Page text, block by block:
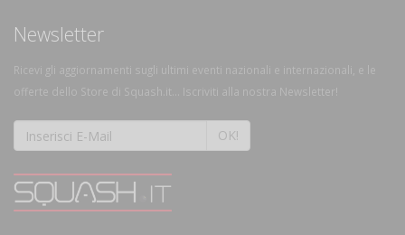
Newsletter
Ricevi gli aggiornamenti sugli ultimi eventi nazionali e internazionali, e le
offerte dello Store di Squash.it... Iscriviti alla nostra Newsletter!
OK!